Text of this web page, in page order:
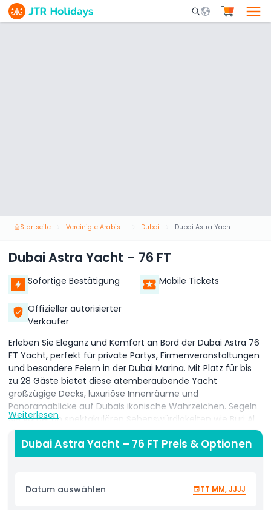
Mobile Search
Startseite Vereinigte Arabische Emirate Dubai Dubai Astra Yacht – 76 FT
Dubai Astra Yacht – 76 FT
Sofortige Bestätigung Mobile Tickets
Offizieller autorisierter
Verkäufer
Erleben Sie Eleganz und Komfort an Bord der Dubai Astra 76
FT Yacht, perfekt für private Partys, Firmenveranstaltungen
und besondere Feiern in der Dubai Marina. Mit Platz für bis
zu 28 Gäste bietet diese atemberaubende Yacht
großzügige Decks, luxuriöse Innenräume und
Panoramablicke auf Dubais ikonische Wahrzeichen. Segeln
Sie vorbei an spektakulären Sehenswürdigkeiten wie Burj Al
Arab, Palm Jumeirah, Atlantis The Palm und Ain Dubai,
während Sie auf dem Sonnendeck oder in der klimatisierten
Lounge entspannen. Die Dubai Astra Yacht wurde
Funktionalität zu bieten und verfügt über Premium-
Annehmlichkeiten wie ein hochwertiges Soundsystem,
Weiterlesen
Dubai Astra Yacht – 76 FT Preis & Optionen
Datum auswählen TT MM, JJJJ